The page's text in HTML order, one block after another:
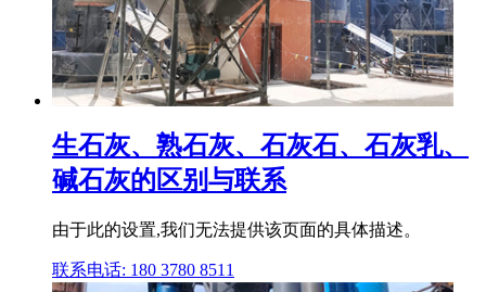
生石灰、熟石灰、石灰石、石灰乳、
碱石灰的区别与联系
由于此的设置,我们无法提供该页面的具体描述。
联系电话: 180 3780 8511